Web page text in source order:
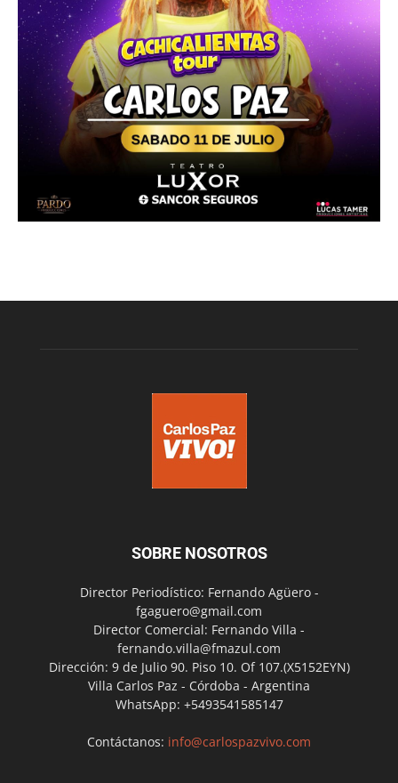
SOBRE NOSOTROS
Director Periodístico: Fernando Agüero -
fgaguero@gmail.com
Director Comercial: Fernando Villa -
fernando.villa@fmazul.com
Dirección: 9 de Julio 90. Piso 10. Of 107.(X5152EYN)
Villa Carlos Paz - Córdoba - Argentina
WhatsApp: +5493541585147
Contáctanos: info@carlospazvivo.com